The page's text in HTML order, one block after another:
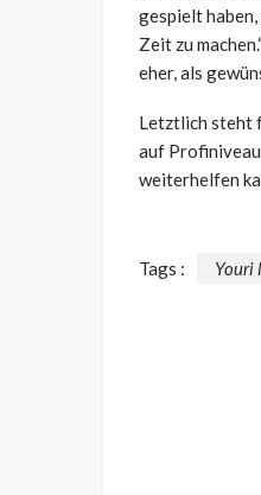
gespielt haben,
Zeit zu
eher, als
Letztlich steht
auf
weiterhelfen
Tags : Youri